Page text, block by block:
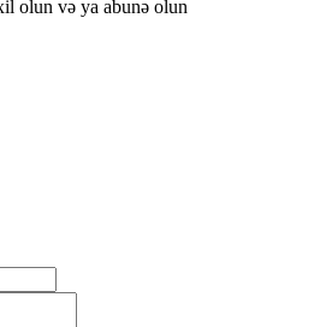
olun və ya abunə olun